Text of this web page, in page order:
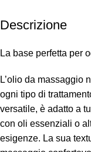
Descrizione
La base perfetta per
L’olio da massaggio
ogni tipo di
versatile, è adatto a
con oli essenziali o
esigenze. La sua